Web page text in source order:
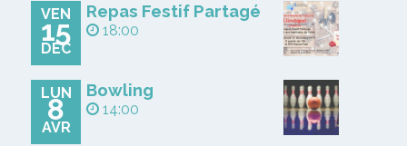
VEN
15
DÉC
Repas Festif Partagé
18:00
LUN
8
AVR
Bowling
14:00